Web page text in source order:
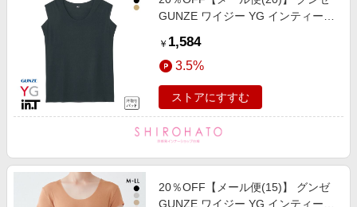
GUNZE ワイジー YG インティー
ーネック 超軽量 超速乾 スリーブレ
ス 汗取りインナー
￥ 1,584
3.5%
ストアにすすむ
20％OFF【メール便(15)】 グンゼ
GUNZE ワイジー YG インティー